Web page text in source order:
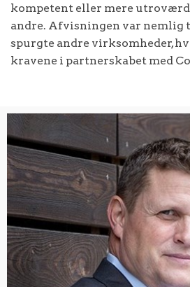
kompetent eller mere
andre. Afvisningen var nemlig
spurgte andre virksomheder,
kravene i partnerskabet med